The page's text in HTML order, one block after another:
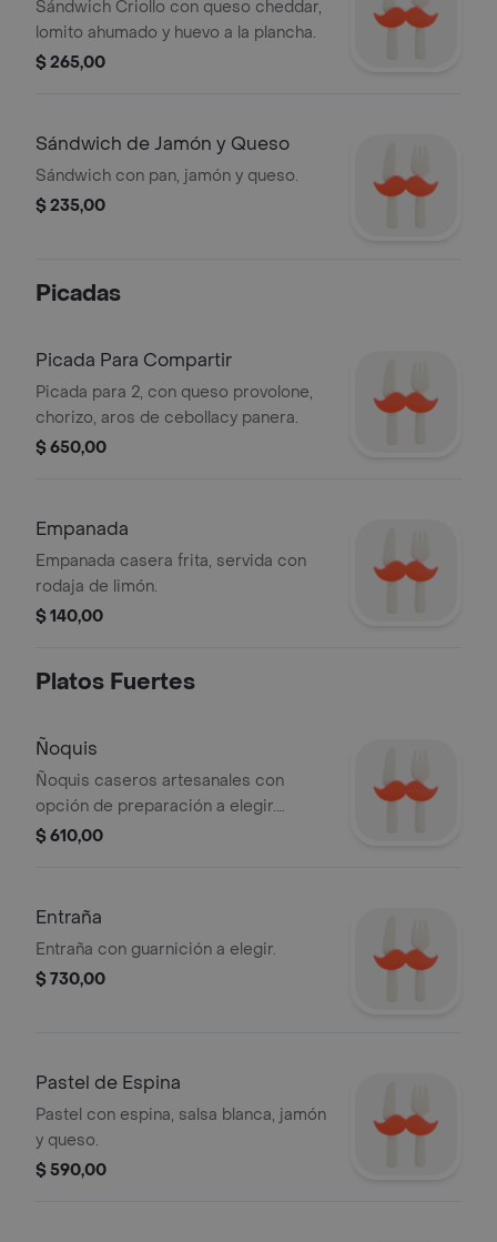
Sándwich Criollo con queso cheddar,
lomito ahumado y huevo a la plancha.
$ 265,00
Sándwich de Jamón y Queso
Sándwich con pan, jamón y queso.
$ 235,00
Picadas
Picada Para Compartir
Picada para 2, con queso provolone,
chorizo, aros de cebollacy panera.
$ 650,00
Empanada
Empanada casera frita, servida con
rodaja de limón.
$ 140,00
Platos Fuertes
Ñoquis
Ñoquis caseros artesanales con
opción de preparación a elegir.
Incluyen brócoli y salsa cremosa.
$ 610,00
Entraña
Entraña con guarnición a elegir.
$ 730,00
Pastel de Espina
Pastel con espina, salsa blanca, jamón
y queso.
$ 590,00